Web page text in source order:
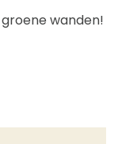
wanden!